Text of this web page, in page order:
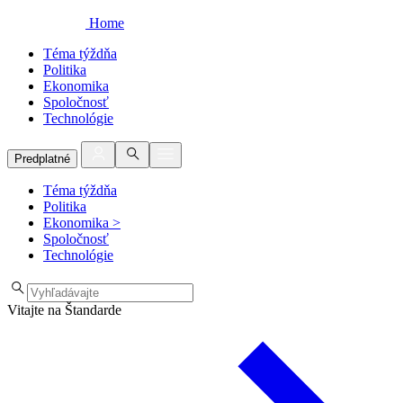
Home
Téma týždňa
Politika
Ekonomika
Spoločnosť
Technológie
Predplatné
Téma týždňa
Politika
Ekonomika >
Spoločnosť
Technológie
Vitajte na Štandarde